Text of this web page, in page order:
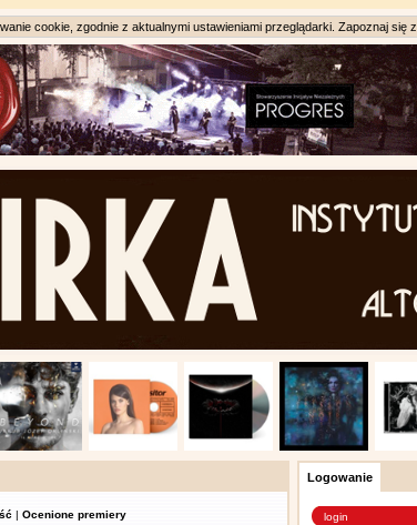
cookie, zgodnie z aktualnymi ustawieniami przeglądarki. Zapoznaj się z
| Ocenione premiery
Logowanie